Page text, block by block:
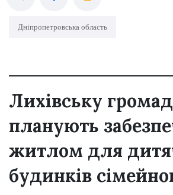
Дніпропетровська область
Лихівську
планують
житлом для
будинків